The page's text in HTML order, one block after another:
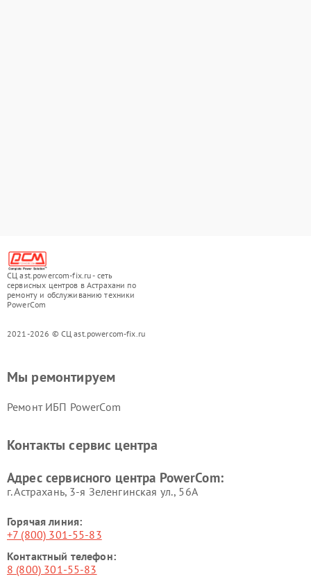
СЦ ast.powercom-fix.ru - сеть
сервисных центров в Астрахани по
ремонту и обслуживанию техники
PowerCom
2021-2026 © СЦ ast.powercom-fix.ru
Мы ремонтируем
Ремонт ИБП PowerCom
Контакты сервис центра
Адрес сервисного центра PowerCom:
г. Астрахань, 3-я Зеленгинская ул., 56А
Горячая линия:
+7 (800) 301-55-83
Контактный телефон:
8 (800) 301-55-83